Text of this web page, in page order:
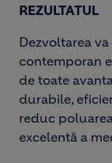
REZULTATUL
Dezvoltarea
contemporan
de toate
durabile,
reduc
excelentă a